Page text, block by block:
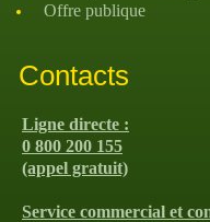
Offre publique
Ligne directe :
0 800 200 155
(appel gratuit)
Service commercial et